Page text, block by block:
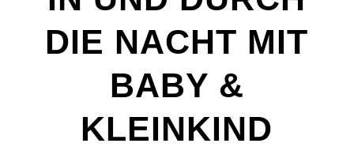
DIE NACHT MIT
BABY &
KLEINKIND